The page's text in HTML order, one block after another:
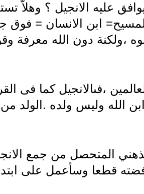
عليه الانجيل ؟ وهلاّ
ابن الانسان = فوق
،ولكنة دون الله معرفة
،فىالانجيل كما فى
الله وليس ولده .الولد
المتحصل من جمع
قطعا وسأعمل على